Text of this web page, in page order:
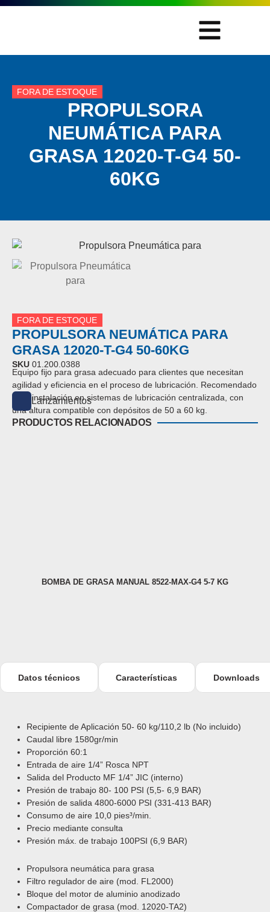
FORA DE ESTOQUE
PROPULSORA
NEUMÁTICA PARA
GRASA 12020-T-G4 50-
60KG
FORA DE ESTOQUE
PROPULSORA NEUMÁTICA PARA
GRASA 12020-T-G4 50-60KG
SKU 01.200.0388
Equipo fijo para grasa adecuado para clientes que necesitan
agilidad y eficiencia en el proceso de lubricación.
Recomendado
para instalación en sistemas de lubricación centralizada, con
una altura compatible con depósitos de 50 a 60 kg.
Lanzamientos
PRODUCTOS RELACIONADOS
BOMBA DE GRASA MANUAL 8522-MAX-G4 5-7 KG
Datos técnicos Características Downloads
Recipiente de Aplicación 50- 60 kg/110,2 lb (No incluido)
Caudal libre 1580gr/min
Proporción 60:1
Entrada de aire 1/4” Rosca NPT
Salida del Producto MF 1/4” JIC (interno)
Presión de trabajo 80- 100 PSI (5,5- 6,9 BAR)
Presión de salida 4800-6000 PSI (331-413 BAR)
Consumo de aire 10,0 pies³/min.
Precio mediante consulta
Presión máx. de trabajo 100PSI (6,9 BAR)
Propulsora neumática para grasa
Filtro regulador de aire (mod. FL2000)
Bloque del motor de aluminio anodizado
Compactador de grasa (mod. 12020-TA2)